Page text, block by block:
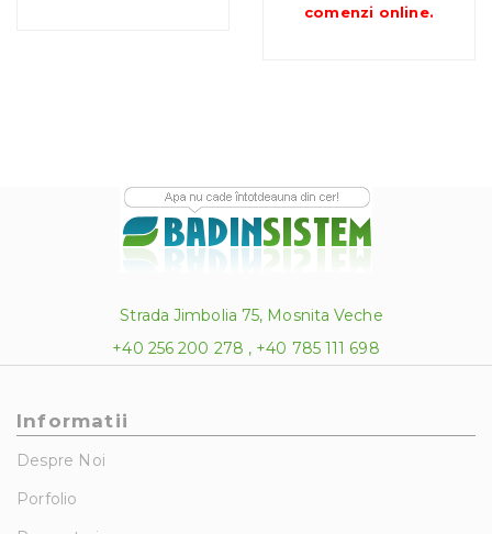
până
comenzi online.
Strada Jimbolia 75, Mosnita Veche
+40 256 200 278 , +40 785 111 698
Informatii
Despre Noi
Porfolio